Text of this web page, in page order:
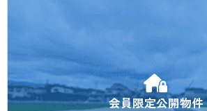
会員限定公開物件